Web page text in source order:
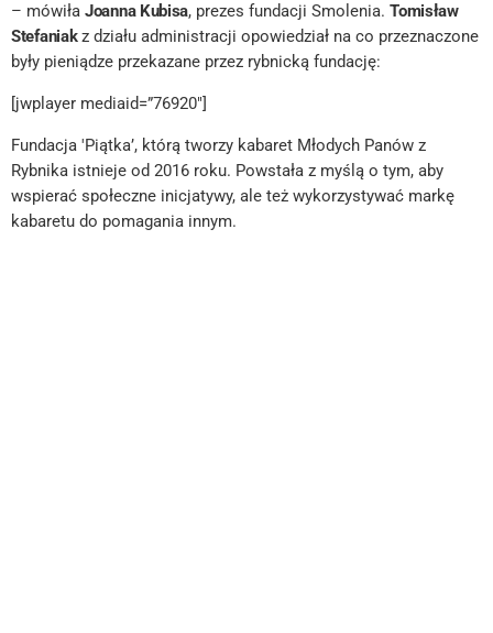
– mówiła Joanna Kubisa, prezes fundacji Smolenia.Tomisław
Stefaniakz działu administracji opowiedział na co przeznaczone
były pieniądze przekazane przez rybnicką fundację:
[jwplayer mediaid=”76920″]
Fundacja 'Piątka’, którą tworzy kabaret Młodych Panów z
Rybnika istnieje od 2016 roku. Powstała z myślą o tym, aby
wspierać społeczne inicjatywy, ale też wykorzystywać markę
kabaretu do pomagania innym.